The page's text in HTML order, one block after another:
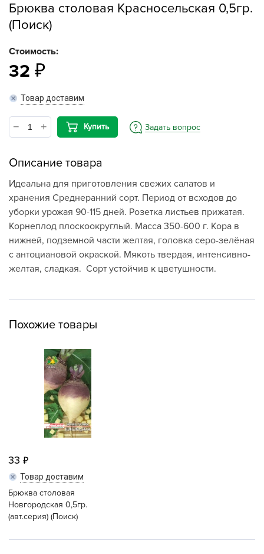
Брюква столовая Красносельская 0,5гр.
(Поиск)
Стоимость:
32
Товар доставим
Купить Задать вопрос
Описание товара
Идеальна для приготовления свежих салатов и
хранения Среднеранний сорт. Период от всходов до
уборки урожая 90-115 дней. Розетка листьев прижатая.
Корнеплод плоскоокруглый. Масса 350-600 г. Кора в
нижней, подземной части желтая, головка серо-зелёная
с антоциановой окраской. Мякоть твердая, интенсивно-
желтая, сладкая. Сорт устойчив к цветушности.
Похожие товары
33
Товар доставим
Брюква столовая
Новгородская 0,5гр.
(авт.серия) (Поиск)